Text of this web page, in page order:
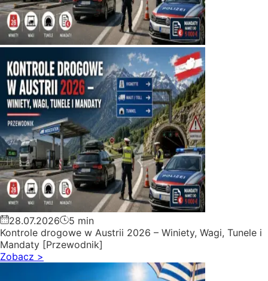
28.07.2026
5 min
Kontrole drogowe w Austrii 2026 – Winiety, Wagi, Tunele i
Mandaty [Przewodnik]
Zobacz >